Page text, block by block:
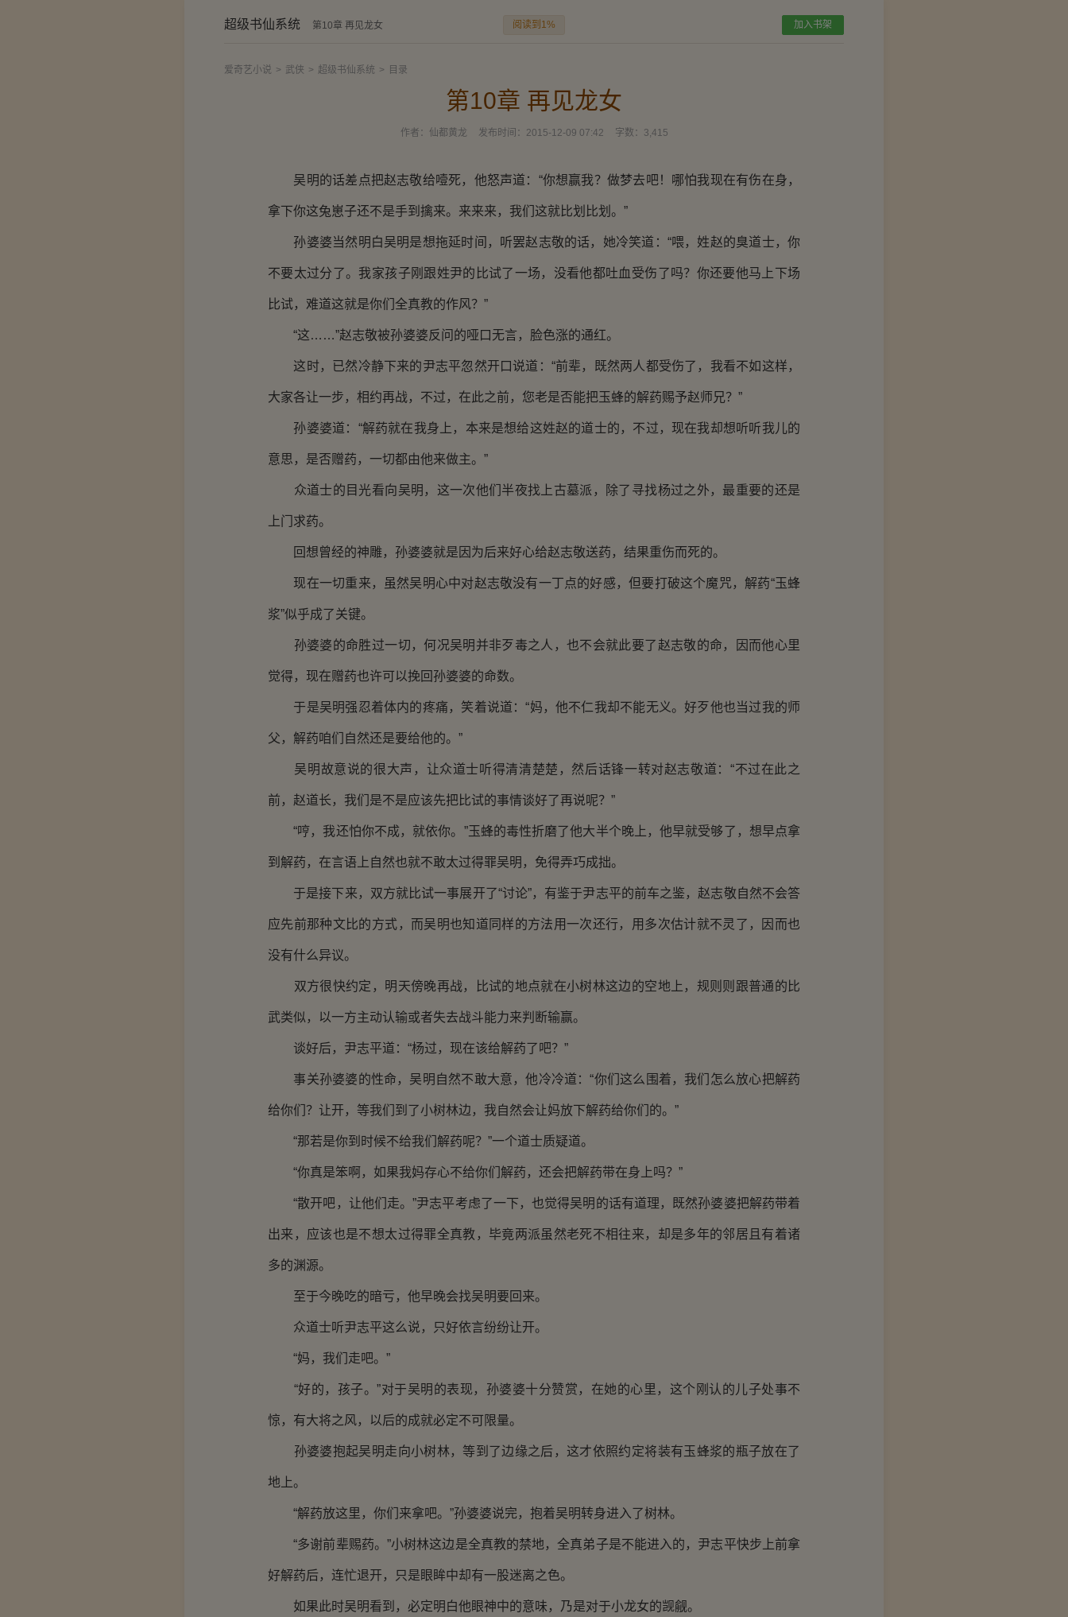
超级书仙系统 第10章 再见龙女 阅读到1% 加入书架
爱奇艺小说 > 武侠 > 超级书仙系统 > 目录
第10章 再见龙女
作者： 仙都黄龙 发布时间： 2015-12-09 07:42 字数： 3,415
吴明的话差点把赵志敬给噎死，他怒声道：“你想赢我？做梦去吧！哪怕我现在有伤在身，
拿下你这兔崽子还不是手到擒来。来来来，我们这就比划比划。”
孙婆婆当然明白吴明是想拖延时间，听罢赵志敬的话，她冷笑道：“喂，姓赵的臭道士，你
不要太过分了。我家孩子刚跟姓尹的比试了一场，没看他都吐血受伤了吗？你还要他马上下场
比试，难道这就是你们全真教的作风？”
“这……”赵志敬被孙婆婆反问的哑口无言，脸色涨的通红。
这时，已然冷静下来的尹志平忽然开口说道：“前辈，既然两人都受伤了，我看不如这样，
大家各让一步，相约再战，不过，在此之前，您老是否能把玉蜂的解药赐予赵师兄？”
孙婆婆道：“解药就在我身上，本来是想给这姓赵的道士的，不过，现在我却想听听我儿的
意思，是否赠药，一切都由他来做主。”
众道士的目光看向吴明，这一次他们半夜找上古墓派，除了寻找杨过之外，最重要的还是
上门求药。
回想曾经的神雕，孙婆婆就是因为后来好心给赵志敬送药，结果重伤而死的。
现在一切重来，虽然吴明心中对赵志敬没有一丁点的好感，但要打破这个魔咒，解药“玉蜂
浆”似乎成了关键。
孙婆婆的命胜过一切，何况吴明并非歹毒之人，也不会就此要了赵志敬的命，因而他心里
觉得，现在赠药也许可以挽回孙婆婆的命数。
于是吴明强忍着体内的疼痛，笑着说道：“妈，他不仁我却不能无义。好歹他也当过我的师
父，解药咱们自然还是要给他的。”
吴明故意说的很大声，让众道士听得清清楚楚，然后话锋一转对赵志敬道：“不过在此之
前，赵道长，我们是不是应该先把比试的事情谈好了再说呢？”
“哼，我还怕你不成，就依你。”玉蜂的毒性折磨了他大半个晚上，他早就受够了，想早点拿
到解药，在言语上自然也就不敢太过得罪吴明，免得弄巧成拙。
于是接下来，双方就比试一事展开了“讨论”，有鉴于尹志平的前车之鉴，赵志敬自然不会答
应先前那种文比的方式，而吴明也知道同样的方法用一次还行，用多次估计就不灵了，因而也
没有什么异议。
双方很快约定，明天傍晚再战，比试的地点就在小树林这边的空地上，规则则跟普通的比
武类似，以一方主动认输或者失去战斗能力来判断输赢。
谈好后，尹志平道：“杨过，现在该给解药了吧？”
事关孙婆婆的性命，吴明自然不敢大意，他冷冷道：“你们这么围着，我们怎么放心把解药
给你们？让开，等我们到了小树林边，我自然会让妈放下解药给你们的。”
“那若是你到时候不给我们解药呢？”一个道士质疑道。
“你真是笨啊，如果我妈存心不给你们解药，还会把解药带在身上吗？”
“散开吧，让他们走。”尹志平考虑了一下，也觉得吴明的话有道理，既然孙婆婆把解药带着
出来，应该也是不想太过得罪全真教，毕竟两派虽然老死不相往来，却是多年的邻居且有着诸
多的渊源。
至于今晚吃的暗亏，他早晚会找吴明要回来。
众道士听尹志平这么说，只好依言纷纷让开。
“妈，我们走吧。”
“好的，孩子。”对于吴明的表现，孙婆婆十分赞赏，在她的心里，这个刚认的儿子处事不
惊，有大将之风，以后的成就必定不可限量。
孙婆婆抱起吴明走向小树林，等到了边缘之后，这才依照约定将装有玉蜂浆的瓶子放在了
地上。
“解药放这里，你们来拿吧。”孙婆婆说完，抱着吴明转身进入了树林。
“多谢前辈赐药。”小树林这边是全真教的禁地，全真弟子是不能进入的，尹志平快步上前拿
好解药后，连忙退开，只是眼眸中却有一股迷离之色。
如果此时吴明看到，必定明白他眼神中的意味，乃是对于小龙女的觊觎。